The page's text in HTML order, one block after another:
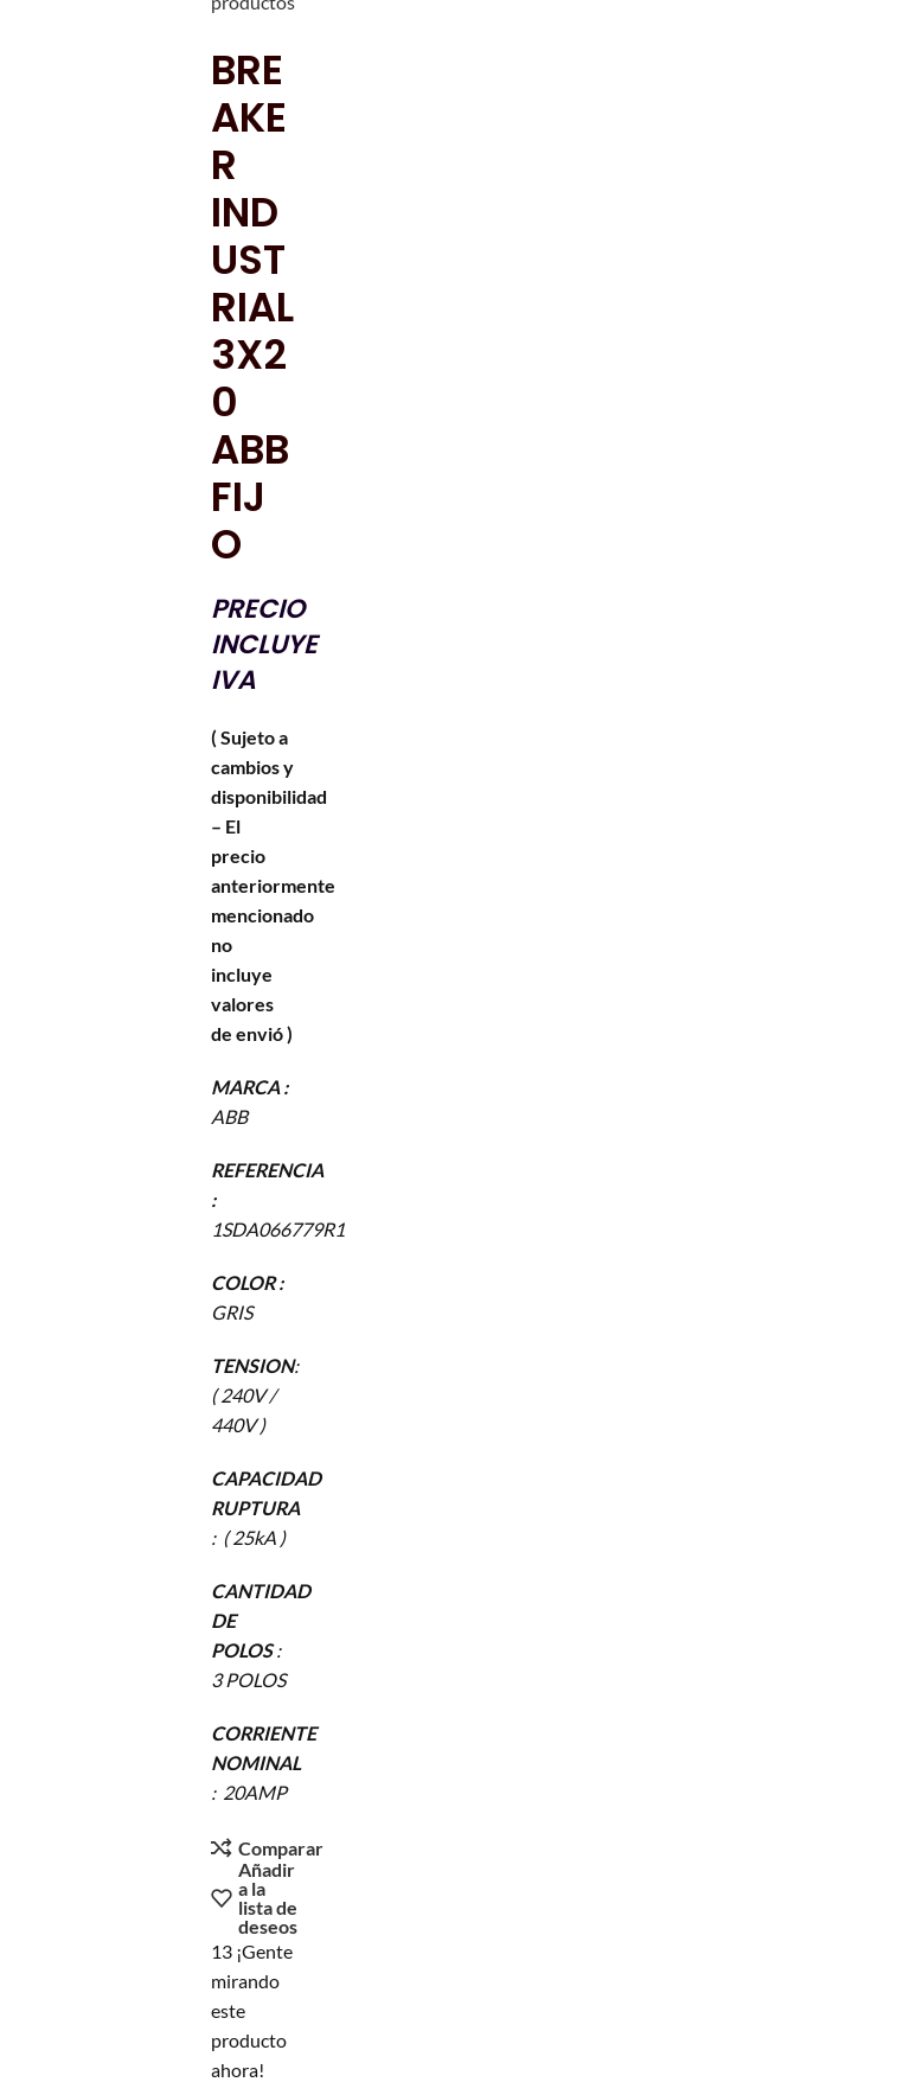
BRE
AKE
R
IND
UST
RIAL
3X2
0
ABB
FIJ
O
PRECIO
INCLUYE
IVA
( Sujeto a
cambios y
disponibilidad
– El
precio
anteriormente
mencionado
no
incluye
valores
de envió )
MARCA :
ABB
REFERENCIA
:
1SDA066779R1
COLOR :
GRIS
TENSION:
( 240V /
440V )
CAPACIDAD
RUPTURA
: ( 25kA )
CANTIDAD
DE
POLOS:
3 POLOS
CORRIENTE
NOMINAL
: 20AMP
Comparar
Añadir
a la
lista de
deseos
13 ¡Gente
mirando
este
producto
ahora!